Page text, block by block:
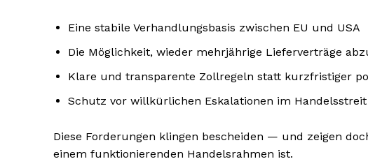
Eine stabile Verhandlungsbasis zwischen EU und USA
Die Möglichkeit, wieder mehrjährige Lieferverträge
Klare und transparente Zollregeln statt kurzfristiger
Schutz vor willkürlichen Eskalationen im Handelsstreit
Diese Forderungen klingen bescheiden — und zeigen
einem funktionierenden Handelsrahmen ist.